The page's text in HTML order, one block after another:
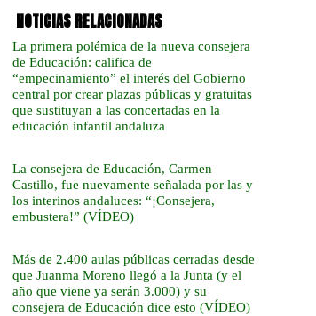
NOTICIAS RELACIONADAS
La primera polémica de la nueva consejera
de Educación: califica de
“empecinamiento” el interés del Gobierno
central por crear plazas públicas y gratuitas
que sustituyan a las concertadas en la
educación infantil andaluza
La consejera de Educación, Carmen
Castillo, fue nuevamente señalada por las y
los interinos andaluces: “¡Consejera,
embustera!” (VÍDEO)
Más de 2.400 aulas públicas cerradas desde
que Juanma Moreno llegó a la Junta (y el
año que viene ya serán 3.000) y su
consejera de Educación dice esto (VÍDEO)